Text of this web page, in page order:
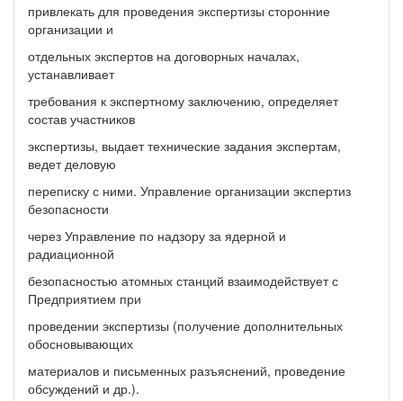
привлекать для проведения экспертизы сторонние
организации и
отдельных экспертов на договорных началах,
устанавливает
требования к экспертному заключению, определяет
состав участников
экспертизы, выдает технические задания экспертам,
ведет деловую
переписку с ними. Управление организации экспертиз
безопасности
через Управление по надзору за ядерной и
радиационной
безопасностью атомных станций взаимодействует с
Предприятием при
проведении экспертизы (получение дополнительных
обосновывающих
материалов и письменных разъяснений, проведение
обсуждений и др.).